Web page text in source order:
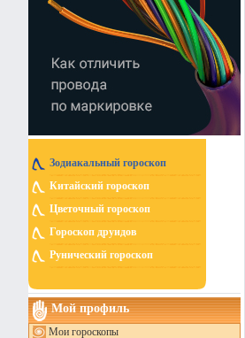
Зодиакальный гороскоп
Китайский гороскоп
Цветочный гороскоп
Гороскоп друидов
Рунический гороскоп
Мой профиль
Мои гороскопы